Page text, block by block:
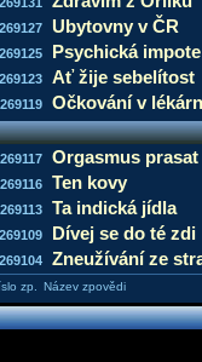
Ubytovny v ČR
Psychická
Ať žije sebelítost
Očkování v
Orgasmus
Ten kovy
Ta indická jídla
Dívej se do té zdi
Zneužívání ze
zp. Název zpovědi